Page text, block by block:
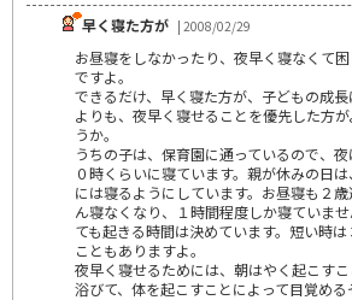
早く寝た方が | 2008/02/29
お昼寝をしなかったり、夜早く寝なくて
ですよ。
できるだけ、早く寝た方が、子どもの成
よりも、夜早く寝せることを優先した方
うか。
うちの子は、保育園に通っているので、
０時くらいに寝ています。親が休みの日
には寝るようにしています。お昼寝も２
ん寝なくなり、１時間程度しか寝ていま
ても起きる時間は決めています。短い時
こともありますよ。
夜早く寝せるためには、朝はやく起こす
浴びて、体を起こすことによって目覚める